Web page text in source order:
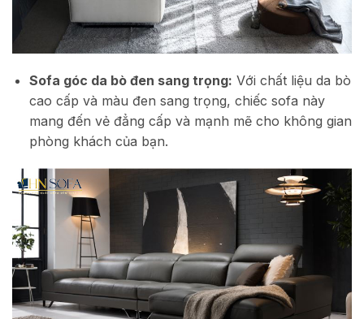
Sofa góc da bò đen sang trọng: Với chất liệu da bò
cao cấp và màu đen sang trọng, chiếc sofa này
mang đến vẻ đẳng cấp và mạnh mẽ cho không gian
phòng khách của bạn.